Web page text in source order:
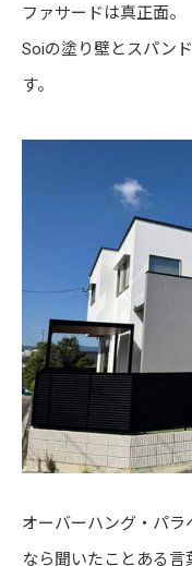
ファサードは真正面。
Soiの塗り壁とスパン
す。
オーバーハング・パ
なら聞いたことある